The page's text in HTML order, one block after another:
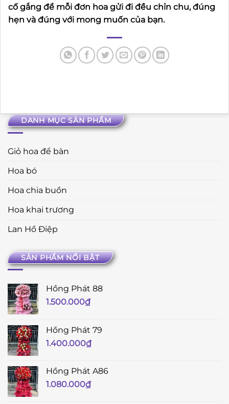
DANH MỤC SẢN PHẨM
Giỏ hoa để bàn
Hoa bó
Hoa chia buồn
Hoa khai trương
Lan Hồ Điệp
SẢN PHẨM NỔI BẬT
Hồng Phát 88
1.500.000₫
Hồng Phát 79
1.400.000₫
Hồng Phát A86
1.080.000₫
cố gắng để mỗi đơn hoa gửi đi đều chỉn chu, đúng
hẹn và đúng với mong muốn của bạn.